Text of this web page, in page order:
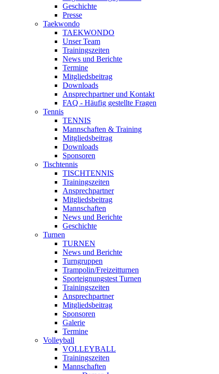
Geschichte
Presse
Taekwondo
TAEKWONDO
Unser Team
Trainingszeiten
News und Berichte
Termine
Mitgliedsbeitrag
Downloads
Ansprechpartner und Kontakt
FAQ - Häufig gestellte Fragen
Tennis
TENNIS
Mannschaften & Training
Mitgliedsbeitrag
Downloads
Sponsoren
Tischtennis
TISCHTENNIS
Trainingszeiten
Ansprechpartner
Mitgliedsbeitrag
Mannschaften
News und Berichte
Geschichte
Turnen
TURNEN
News und Berichte
Turngruppen
Trampolin/Freizeitturnen
Sporteignungstest Turnen
Trainingszeiten
Ansprechpartner
Mitgliedsbeitrag
Sponsoren
Galerie
Termine
Volleyball
VOLLEYBALL
Trainingszeiten
Mannschaften